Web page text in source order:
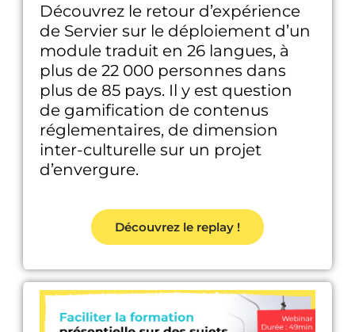
Découvrez le retour d’expérience
de Servier sur le déploiement d’un
module traduit en 26 langues, à
plus de 22 000 personnes dans
plus de 85 pays. Il y est question
de gamification de contenus
réglementaires, de dimension
inter-culturelle sur un projet
d’envergure.
Découvrez le replay !